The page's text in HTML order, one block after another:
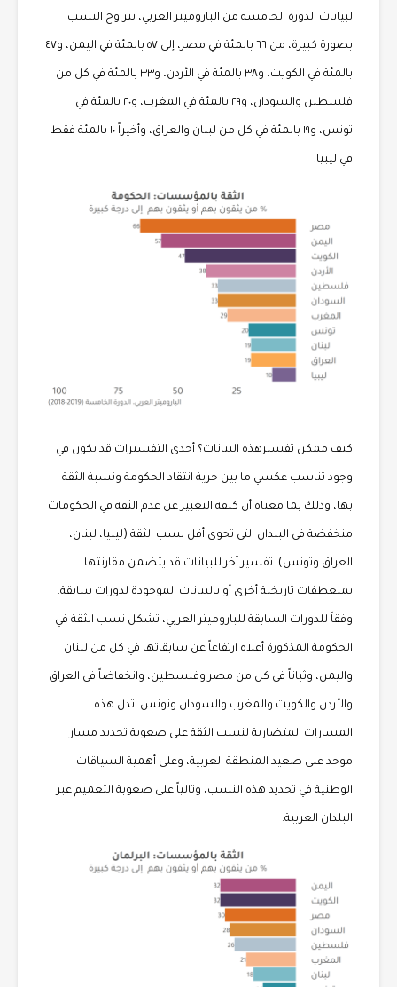
لبيانات الدورة الخامسة من الباروميتر العربي، تتراوح النسب
بصورة كبيرة، من ٦٦ بالمئة في مصر، إلى ٥٧ بالمئة في اليمن، و٤٧
بالمئة في الكويت، و٣٨ بالمئة في الأردن، و٣٣ بالمئة في كل من
فلسطين والسودان، و٢٩ بالمئة في المغرب، و٢٠ بالمئة في
تونس، و١٩ بالمئة في كل من لبنان والعراق، وأخيراً ١٠ بالمئة فقط
في ليبيا.
كيف ممكن تفسيرهذه البيانات؟ أحدى التفسيرات قد يكون في
وجود تناسب عكسي ما بين حرية انتقاد الحكومة ونسبة الثقة
بها، وذلك بما معناه أن كلفة التعبير عن عدم الثقة في الحكومات
منخفضة في البلدان التي تحوي أقل نسب الثقة (ليبيا، لبنان،
العراق وتونس). تفسير آخر للبيانات قد يتضمن مقارنتها
بمنعطفات تاريخية أخرى أو بالبيانات الموجودة لدورات سابقة.
وفقاً للدورات السابقة للباروميتر العربي، تشكل نسب الثقة في
الحكومة المذكورة أعلاه ارتفاعاً عن سابقاتها في كل من لبنان
واليمن، وثباتاً في كل من مصر وفلسطين، وانخفاضاً في العراق
والأردن والكويت والمغرب والسودان وتونس. تدل هذه
المسارات المتضاربة لنسب الثقة على صعوبة تحديد مسار
موحد على صعيد المنطقة العربية، وعلى أهمية السياقات
الوطنية في تحديد هذه النسب، وتالياً على صعوبة التعميم عبر
البلدان العربية.